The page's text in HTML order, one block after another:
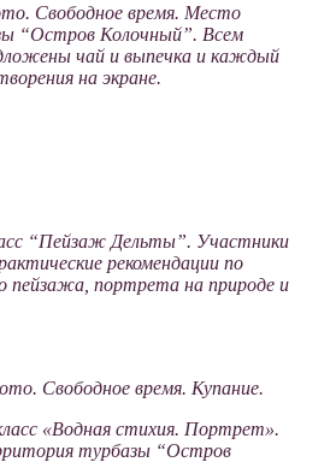
Свободное время. Место
“Остров Колочный”. Всем
чай и выпечка и каждый
на экране.
“Пейзаж Дельты”. Участники
рекомендации по
пейзажа, портрета на природе и
Cвободное время. Купание.
«Водная стихия. Портрет».
турбазы “Остров